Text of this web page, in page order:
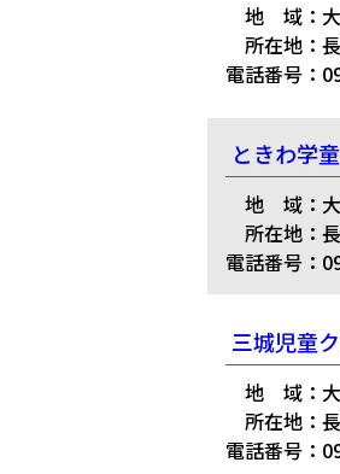
地 域：
所在地：
電話番号：
ときわ学
地 域：
所在地：
電話番号：
三城児童
地 域：
所在地：
電話番号：